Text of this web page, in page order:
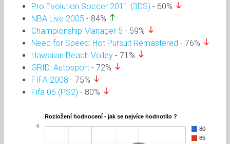
Pro Evolution Soccer 2011 (3DS) - 60% south
NBA Live 2005 - 84% north
Championship Manager 5 - 59% south
Need for Speed: Hot Pursuit Remastered - 76% south
Hawaiian Beach Volley - 71% south
GRID: Autosport - 72% south
FIFA 2008 - 75% south
Fifa 06 (PS2) - 80% south
Rozložení hodnocení - jak se nejvíce hodnotilo ?
80
85
4